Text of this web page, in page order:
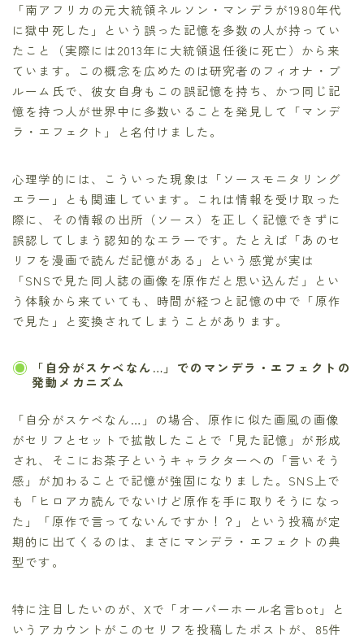
「南アフリカの元大統領ネルソン・マンデラが1980年代
に獄中死した」という誤った記憶を多数の人が持ってい
たこと（実際には2013年に大統領退任後に死亡）から来
ています。この概念を広めたのは研究者のフィオナ・ブ
ルーム氏で、彼女自身もこの誤記憶を持ち、かつ同じ記
憶を持つ人が世界中に多数いることを発見して「マンデ
ラ・エフェクト」と名付けました。
心理学的には、こういった現象は「ソースモニタリング
エラー」とも関連しています。これは情報を受け取った
際に、その情報の出所（ソース）を正しく記憶できずに
誤認してしまう認知的なエラーです。たとえば「あのセ
リフを漫画で読んだ記憶がある」という感覚が実は
「SNSで見た同人誌の画像を原作だと思い込んだ」とい
う体験から来ていても、時間が経つと記憶の中で「原作
で見た」と変換されてしまうことがあります。
「自分がスケベなん…」でのマンデラ・エフェクトの
発動メカニズム
「自分がスケベなん…」の場合、原作に似た画風の画像
がセリフとセットで拡散したことで「見た記憶」が形成
され、そこにお茶子というキャラクターへの「言いそう
感」が加わることで記憶が強固になりました。SNS上で
も「ヒロアカ読んでないけど原作を手に取りそうになっ
た」「原作で言ってないんですか！？」という投稿が定
期的に出てくるのは、まさにマンデラ・エフェクトの典
型です。
特に注目したいのが、Xで「オーバーホール名言bot」と
いうアカウントがこのセリフを投稿したポストが、85件